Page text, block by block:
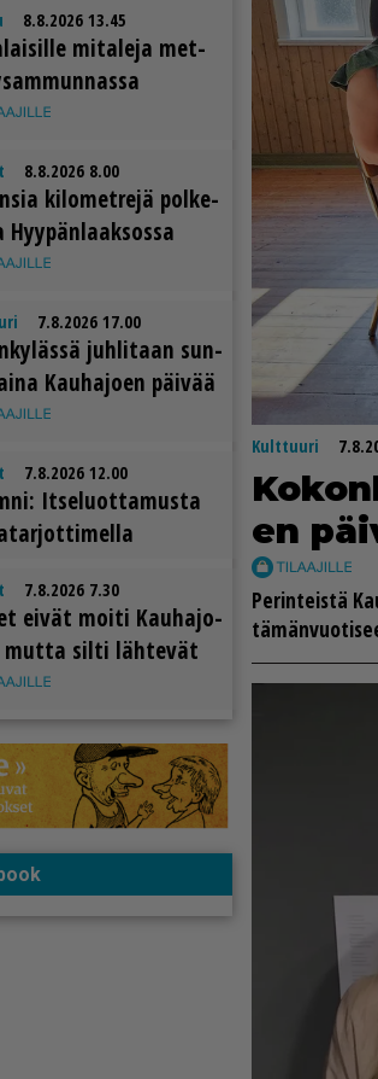
8.8.2026 13.45
mi­ta­le­ja met­
8.8.2026 8.00
ki­lo­met­re­jä pol­ke­
Hyy­pän­laak­sos­sa
7.8.2026 17.00
juh­li­taan sun­
Kau­ha­jo­en päi­vää
7.8.2026 12.00
It­se­luot­ta­mus­ta
7.8.2026 7.30
ei­vät moi­ti Kau­ha­jo­
mut­ta sil­ti läh­te­vät
Kulttuuri
en
Pe­rin­teis­tä